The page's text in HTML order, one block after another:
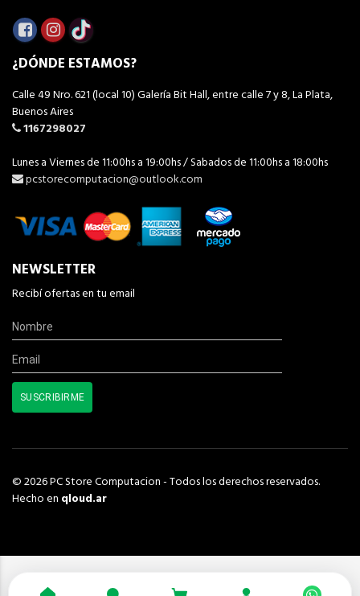
¿DÓNDE ESTAMOS?
Calle 49 Nro. 621 (local 10) Galería Bit Hall, entre calle 7 y 8, La Plata,
Buenos Aires
1167298027
Lunes a Viernes de 11:00hs a 19:00hs / Sabados de 11:00hs a 18:00hs
pcstorecomputacion@outlook.com
NEWSLETTER
Recibí ofertas en tu email
© 2026 PC Store Computacion - Todos los derechos reservados.
Hecho en qloud.ar